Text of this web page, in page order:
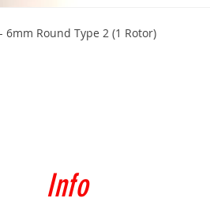
6mm Round Type 2 (1 Rotor)
Info